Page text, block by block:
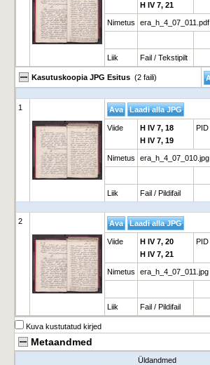
H IV 7, 21
Nimetus era_h_4_07_011.pdf
Liik Fail / Tekstipilt
Kasutuskoopia JPG Esitus (2 faili)
1
Viide
H IV 7, 18
H IV 7, 19
PID
Nimetus era_h_4_07_010.jpg
Liik Fail / Pildifail
2
Viide
H IV 7, 20
H IV 7, 21
PID
Nimetus era_h_4_07_011.jpg
Liik Fail / Pildifail
Kuva kustutatud kirjed
Metaandmed
Üldandmed